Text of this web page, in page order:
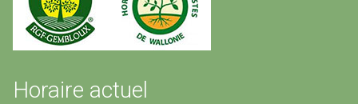
Horaire actuel